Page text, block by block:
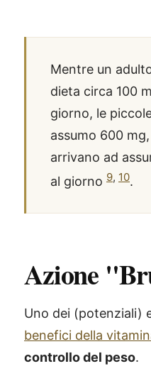
Mentre un
dieta circa 100
giorno, le
assumo 600
arrivano ad
al giorno 9, 10.
Azione
Uno dei (potenziali)
benefici della
controllo del peso.